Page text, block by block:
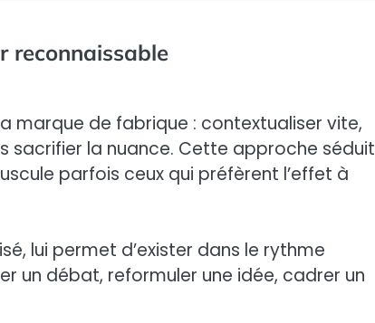
reconnaissable
marque de fabrique : contextualiser vite,
sacrifier la nuance. Cette approche séduit
parfois ceux qui préfèrent l’effet à
lui permet d’exister dans le rythme
un débat, reformuler une idée, cadrer un